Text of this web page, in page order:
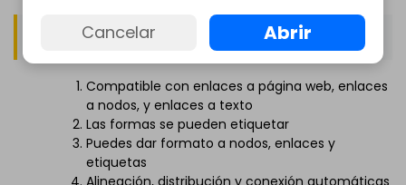
Funciones básicas
Compatible con enlaces a página web, enlaces
a nodos, y enlaces a texto
Las formas se pueden etiquetar
Puedes dar formato a nodos, enlaces y
etiquetas
Cancelar Abrir